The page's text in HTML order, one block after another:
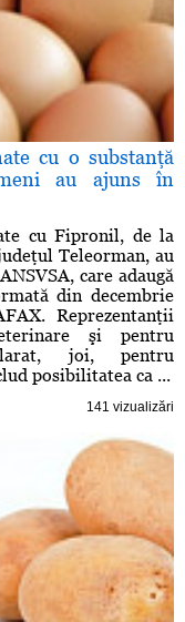
cu o substanţă
au ajuns în
cu Fipronil, de la
Teleorman, au
care adaugă
din decembrie
Reprezentanţii
şi pentru
joi, pentru
posibilitatea ca ...
141 vizualizări